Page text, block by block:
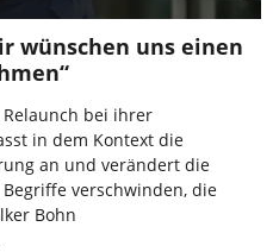
wünschen uns einen
bei ihrer
in dem Kontext die
an und verändert die
verschwinden, die
Bohn